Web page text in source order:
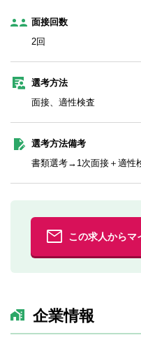
面接回数
2回
選考方法
面接、適性検査
選考方法備考
書類選考→1次面接＋適
この求人からマ
企業情報